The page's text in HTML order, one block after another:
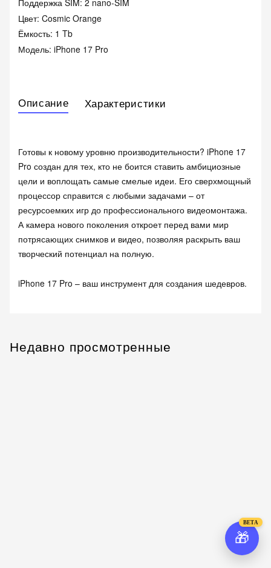
Цвет: Cosmic Orange
Ёмкость: 1 Tb
Модель: iPhone 17 Pro
Описание Характеристики
Готовы к новому уровню производительности? iPhone 17
Pro создан для тех, кто не боится ставить амбициозные
цели и воплощать самые смелые идеи. Его сверхмощный
процессор справится с любыми задачами – от
ресурсоемких игр до профессионального видеомонтажа.
А камера нового поколения откроет перед вами мир
потрясающих снимков и видео, позволяя раскрыть ваш
творческий потенциал на полную.
iPhone 17 Pro – ваш инструмент для создания шедевров.
Недавно просмотренные
🎁
BETA